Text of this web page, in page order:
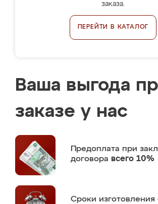
заказа.
ПЕРЕЙТИ В КАТАЛОГ
Ваша выгода
заказе у нас
Предоплата при
договора всего 10%
Сроки изготовления